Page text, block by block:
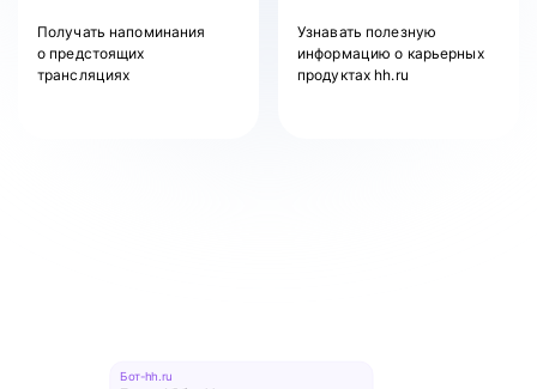
Получать напоминания
о предстоящих
трансляциях
Узнавать полезную
информацию о карьерных
продуктах hh.ru
Бот-hh.ru